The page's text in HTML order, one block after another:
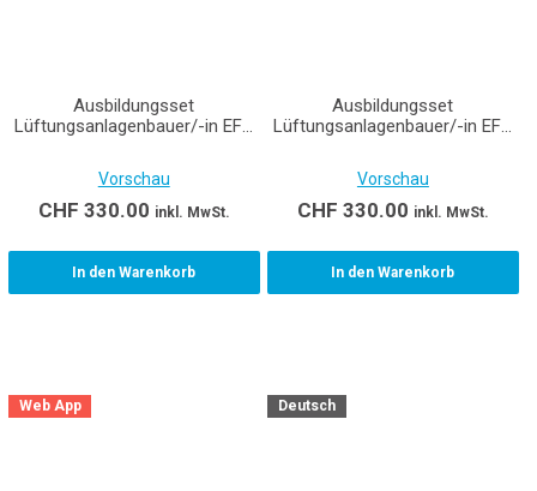
Ausbildungsset
Lüftungsanlagenbauer/-in EFZ
Vorschau
CHF 330.00 inkl. MwSt.
In den Warenkorb
Ausbildungsset
Lüftungsanlagenbauer/-in EFZ
Vorschau
CHF 330.00 inkl. MwSt.
In den Warenkorb
Web App Deutsch